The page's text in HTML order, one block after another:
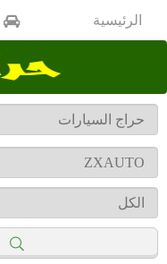
الرئيسية